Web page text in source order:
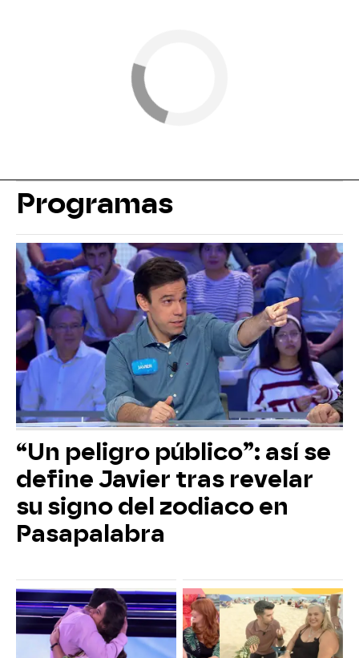
Programas
“Un peligro público”: así se
define Javier tras revelar
su signo del zodiaco en
Pasapalabra